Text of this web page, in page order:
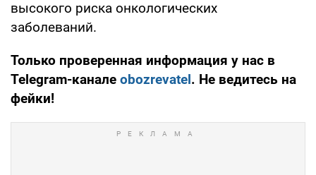
высокого риска онкологических
заболеваний.
Только проверенная информация у нас в
Telegram-канале obozrevatel. Не ведитесь на
фейки!